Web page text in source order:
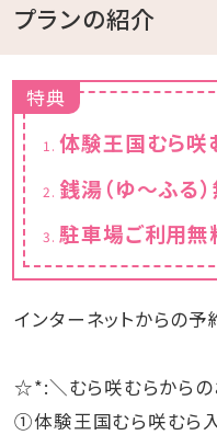
プランの紹介
特典
体験王国むら咲
な２dayパス！
銭湯（ゆ～ふる
※施設老朽化に伴
工事を行っており
機械トラブル等に
ざいます。お客様
掛けする場合もご
ト及びホテルゲス
況をリアルタイムで
駐車場ご利用無
インターネットからの
☆*:＼むら咲むらから
①体験王国むら咲むら